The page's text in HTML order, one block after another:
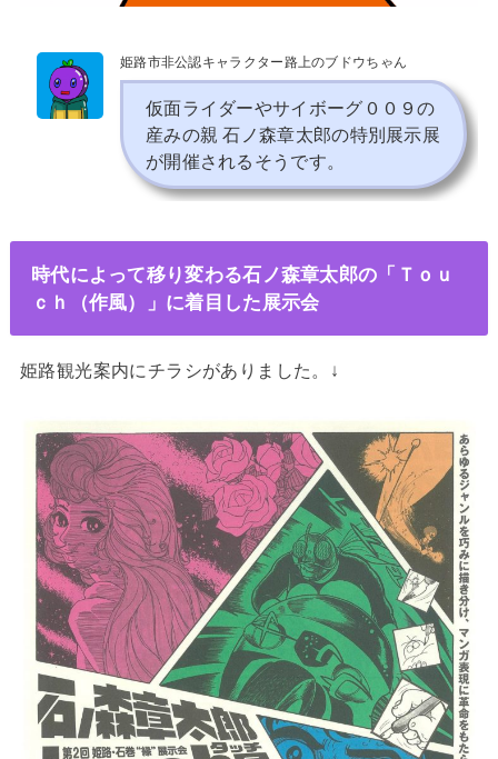
姫路市非公認キャラクター路上のブドウちゃん
仮面ライダーやサイボーグ００９の
産みの親 石ノ森章太郎の特別展示展
が開催されるそうです。
時代によって移り変わる石ノ森章太郎の「Ｔｏｕ
ｃｈ（作風）」に着目した展示会
姫路観光案内にチラシがありました。↓